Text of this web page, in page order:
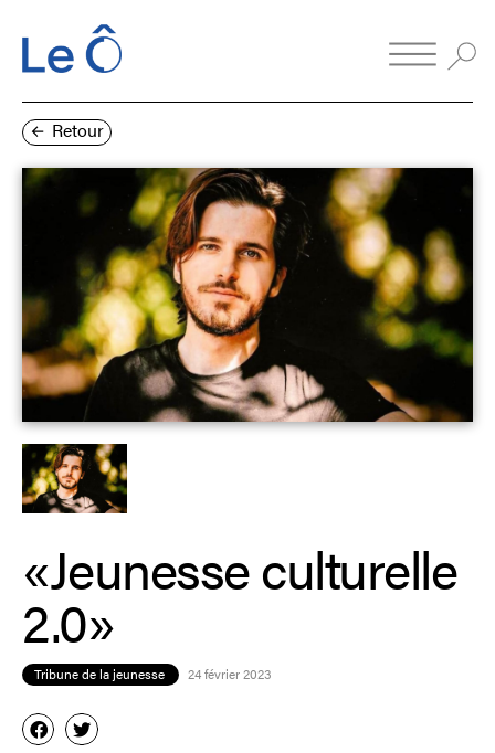
Retour
«Jeunesse culturelle
2.0»
Tribune de la jeunesse 24 février 2023